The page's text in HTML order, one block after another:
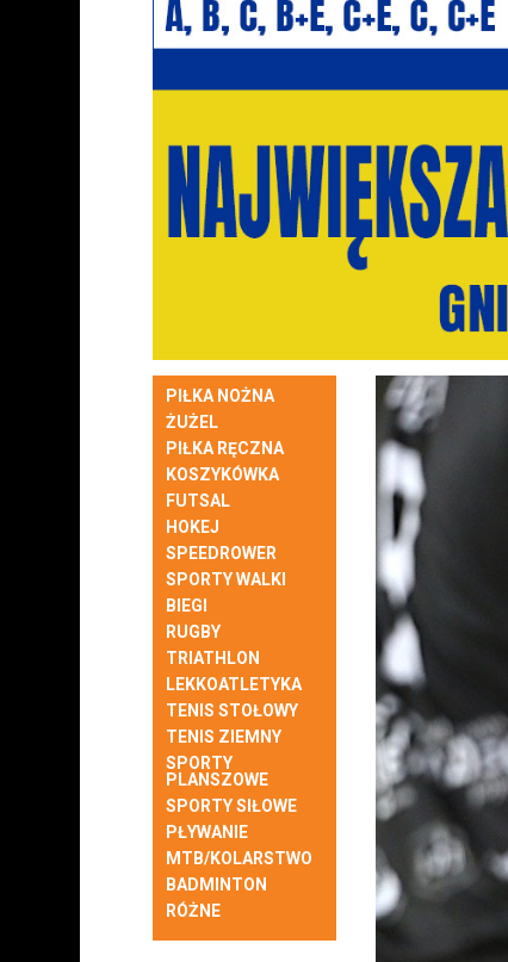
PIŁKA NOŻNA
ŻUŻEL
PIŁKA RĘCZNA
KOSZYKÓWKA
FUTSAL
HOKEJ
SPEEDROWER
SPORTY WALKI
BIEGI
RUGBY
TRIATHLON
LEKKOATLETYKA
TENIS STOŁOWY
TENIS ZIEMNY
SPORTY
PLANSZOWE
SPORTY SIŁOWE
PŁYWANIE
MTB/KOLARSTWO
BADMINTON
RÓŻNE